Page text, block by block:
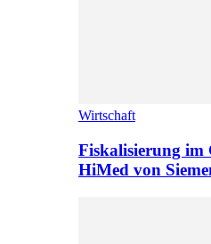
Wirtschaft
Fiskalisierung im
HiMed von